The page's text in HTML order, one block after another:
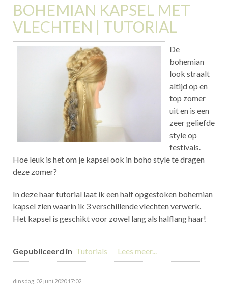
BOHEMIAN KAPSEL MET
VLECHTEN | TUTORIAL
De
bohemian
look straalt
altijd op en
top zomer
uit en is een
zeer geliefde
style op
festivals.
Hoe leuk is het om je kapsel ook in boho style te dragen
deze zomer?
In deze haar tutorial laat ik een half opgestoken bohemian
kapsel zien waarin ik 3 verschillende vlechten verwerk.
Het kapsel is geschikt voor zowel lang als halflang haar!
Gepubliceerd in Tutorials Lees meer...
dinsdag, 02 juni 2020 17:02